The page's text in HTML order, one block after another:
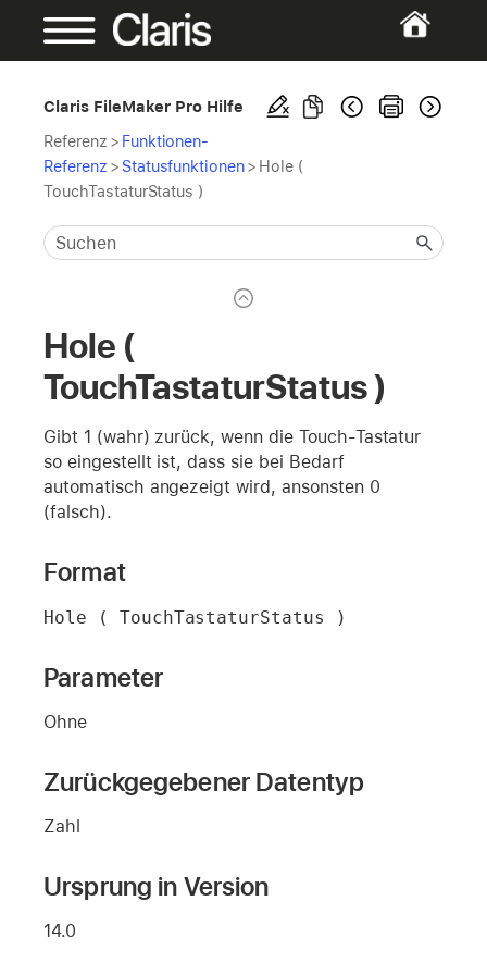
Claris FileMaker Pro Hilfe
Referenz > Funktionen-
Referenz > Statusfunktionen> Hole (
TouchTastaturStatus )
Hole (
TouchTastaturStatus )
Gibt 1 (wahr) zurück, wenn die Touch-Tastatur
so eingestellt ist, dass sie bei Bedarf
automatisch angezeigt wird, ansonsten 0
(falsch).
Format
Hole ( TouchTastaturStatus )
Parameter
Ohne
Zurückgegebener Datentyp
Zahl
Ursprung in Version
14.0